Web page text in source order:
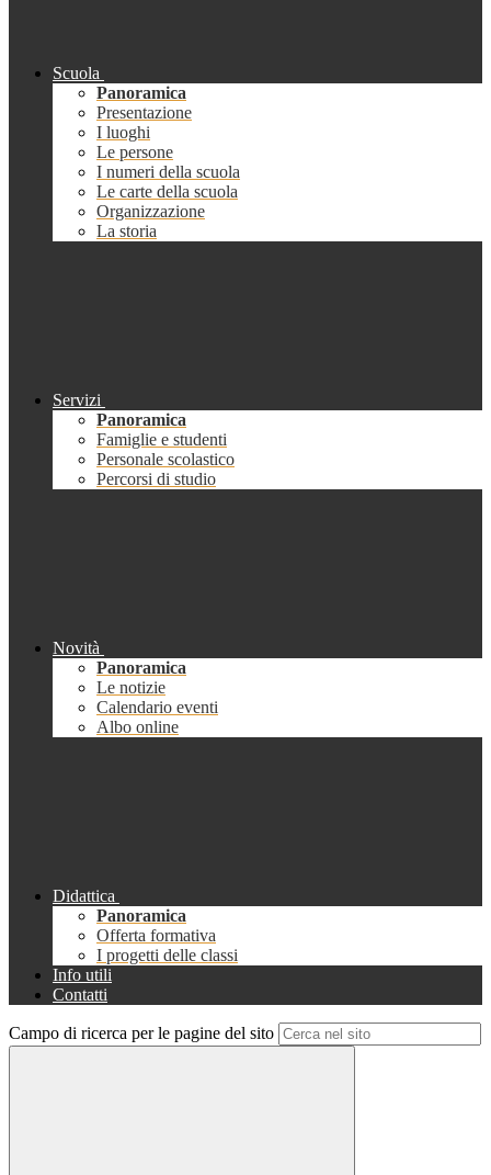
Scuola
Panoramica
Presentazione
I luoghi
Le persone
I numeri della scuola
Le carte della scuola
Organizzazione
La storia
Servizi
Panoramica
Famiglie e studenti
Personale scolastico
Percorsi di studio
Novità
Panoramica
Le notizie
Calendario eventi
Albo online
Didattica
Panoramica
Offerta formativa
I progetti delle classi
Info utili
Contatti
Campo di ricerca per le pagine del sito